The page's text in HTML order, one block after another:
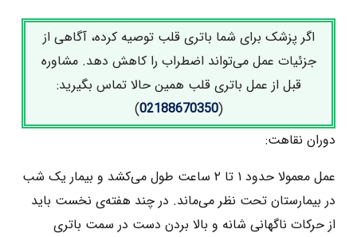
اگر پزشک برای شما باتری قلب توصیه کرده، آگاهی از
جزئیات عمل می‌تواند اضطراب را کاهش دهد. مشاوره
قبل از عمل باتری قلب همین حالا تماس بگیرید:
(
02188670350
)
دوران نقاهت:
عمل معمولا حدود ۱ تا ۲ ساعت طول می‌کشد و بیمار یک شب
در بیمارستان تحت نظر می‌ماند. در چند هفته‌ی نخست باید
از حرکات ناگهانی شانه و بالا بردن دست در سمت باتری